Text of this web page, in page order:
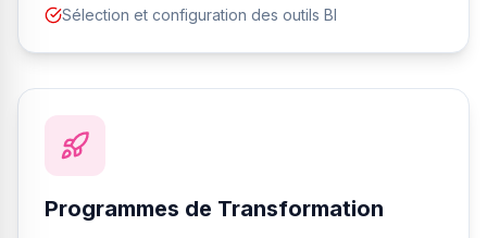
Sélection et configuration des outils BI
Programmes de Transformation